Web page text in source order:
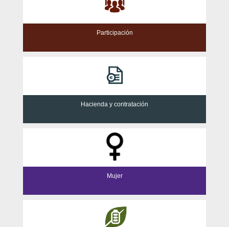
Participación
Hacienda y contratación
Mujer